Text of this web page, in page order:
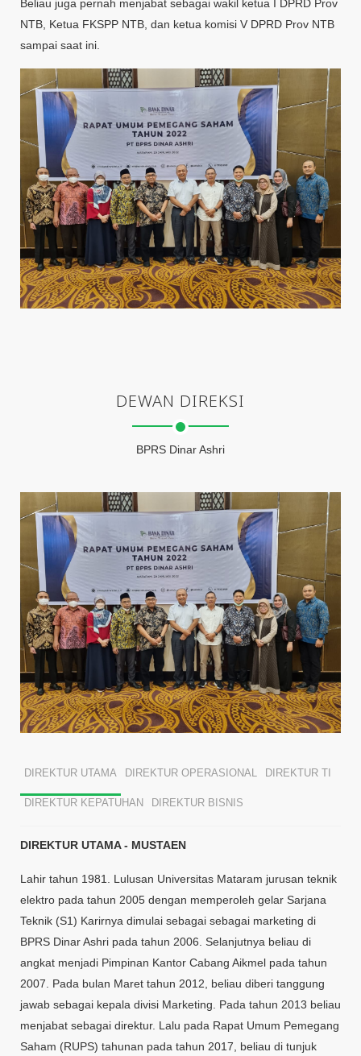
Beliau juga pernah menjabat sebagai wakil ketua I DPRD Prov
NTB, Ketua FKSPP NTB, dan ketua komisi V DPRD Prov NTB
sampai saat ini.
DEWAN DIREKSI
BPRS Dinar Ashri
DIREKTUR UTAMA DIREKTUR OPERASIONAL DIREKTUR TI
DIREKTUR KEPATUHAN DIREKTUR BISNIS
DIREKTUR UTAMA - MUSTAEN
Lahir tahun 1981. Lulusan Universitas Mataram jurusan teknik
elektro pada tahun 2005 dengan memperoleh gelar Sarjana
Teknik (S1) Karirnya dimulai sebagai sebagai marketing di
BPRS Dinar Ashri pada tahun 2006. Selanjutnya beliau di
angkat menjadi Pimpinan Kantor Cabang Aikmel pada tahun
2007. Pada bulan Maret tahun 2012, beliau diberi tanggung
jawab sebagai kepala divisi Marketing. Pada tahun 2013 beliau
menjabat sebagai direktur. Lalu pada Rapat Umum Pemegang
Saham (RUPS) tahunan pada tahun 2017, beliau di tunjuk